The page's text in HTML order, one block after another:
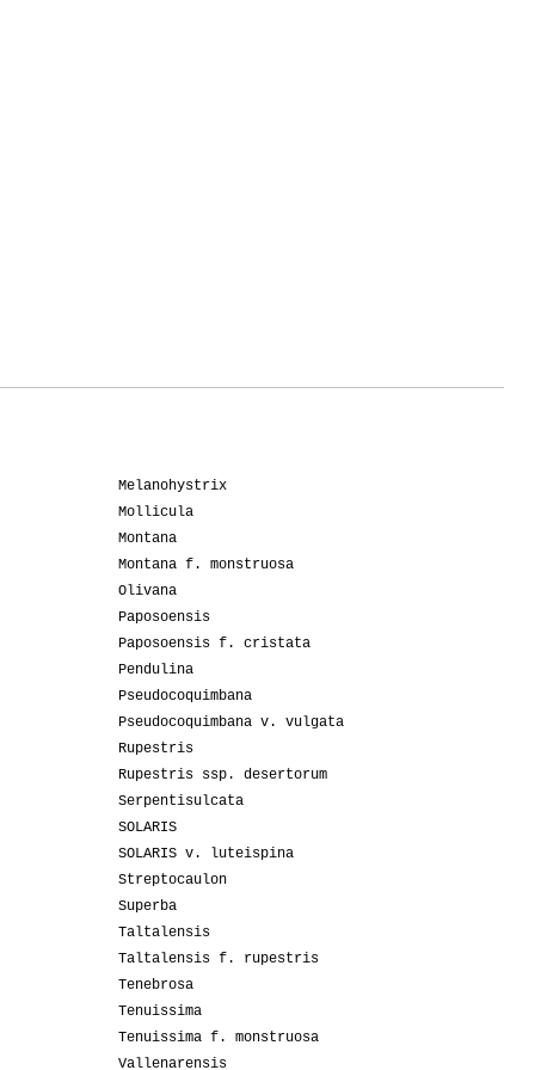
Melanohystrix
Mollicula
Montana
Montana f. monstruosa
Olivana
Paposoensis
Paposoensis f. cristata
Pendulina
Pseudocoquimbana
Pseudocoquimbana v. vulgata
Rupestris
Rupestris ssp. desertorum
Serpentisulcata
SOLARIS
SOLARIS v. luteispina
Streptocaulon
Superba
Taltalensis
Taltalensis f. rupestris
Tenebrosa
Tenuissima
Tenuissima f. monstruosa
Vallenarensis